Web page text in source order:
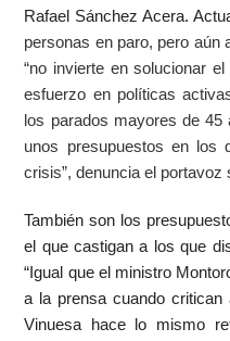
Rafael Sánchez Acera.
personas en paro, pero aún
“no invierte en solucionar
esfuerzo en políticas
los parados mayores de
unos presupuestos en los
crisis”, denuncia el portavoz
También son los
el que castigan a los que
“Igual que el ministro
a la prensa cuando critican
Vinuesa hace lo mismo